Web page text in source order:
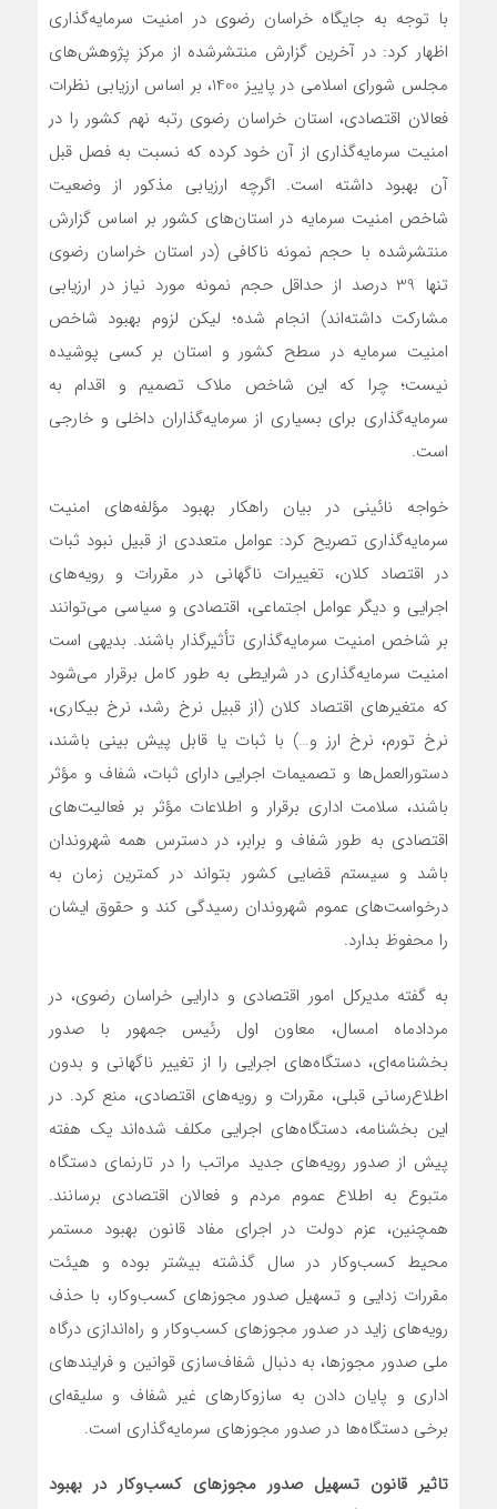
با توجه به جایگاه خراسان رضوی در امنیت سرمایه‌گذاری
اظهار کرد: در آخرین گزارش منتشرشده از مرکز پژوهش‌های
مجلس شورای اسلامی در پاییز 1400، بر اساس ارزیابی نظرات
فعالان اقتصادی، استان خراسان رضوی رتبه نهم کشور را در
امنیت سرمایه‌گذاری از آن خود کرده که نسبت به فصل قبل
آن بهبود داشته است. اگرچه ارزیابی مذکور از وضعیت
شاخص امنیت سرمایه در استان‌های کشور بر اساس گزارش
منتشرشده با حجم نمونه ناکافی (در استان خراسان رضوی
تنها 39 درصد از حداقل حجم نمونه مورد نیاز در ارزیابی
مشارکت داشته‌اند) انجام‌ شده؛ لیکن لزوم بهبود شاخص
امنیت سرمایه در سطح کشور و استان بر کسی پوشیده
نیست؛ چرا که این شاخص ملاک تصمیم و اقدام به
سرمایه‌گذاری برای بسیاری از سرمایه‌گذاران داخلی و خارجی
است.
خواجه نائینی در بیان راهکار بهبود مؤلفه‌های امنیت
سرمایه‌گذاری تصریح کرد: عوامل متعددی از قبیل نبود ثبات
در اقتصاد کلان، تغییرات ناگهانی در مقررات و رویه‌های
اجرایی و دیگر عوامل اجتماعی، اقتصادی و سیاسی می‌توانند
بر شاخص امنیت سرمایه‌گذاری تأثیرگذار باشند. بدیهی است
امنیت سرمایه‌گذاری در شرایطی به‌ طور کامل برقرار می‌شود
که متغیرهای اقتصاد کلان (از قبیل نرخ رشد، نرخ بیکاری،
نرخ تورم، نرخ ارز و…) با ثبات یا قابل پیش‌ بینی باشند،
دستورالعمل‌ها و تصمیمات اجرایی دارای ثبات، شفاف و مؤثر
باشند، سلامت اداری برقرار و اطلاعات مؤثر بر فعالیت‌های
اقتصادی به‌ طور شفاف و برابر، در دسترس همه شهروندان
باشد و سیستم قضایی کشور بتواند در کمترین زمان به
درخواست‌های عموم شهروندان رسیدگی کند و حقوق ایشان
را محفوظ بدارد.
به گفته مدیرکل امور اقتصادی و دارایی خراسان رضوی، در
مردادماه امسال، معاون اول رئیس ‌جمهور با صدور
بخشنامه‌ای، دستگاه‌های اجرایی را از تغییر ناگهانی و بدون
اطلاع‌‌‌‌‌‌رسانی قبلی، مقررات و رویه‌‌‌‌‌‌های اقتصادی، منع کرد. در
این بخشنامه، دستگاه‌های اجرایی مکلف شده‌اند یک هفته
پیش از صدور رویه‌های جدید مراتب را در تارنمای دستگاه
متبوع به اطلاع عموم مردم و فعالان اقتصادی برسانند.
همچنین، عزم دولت در اجرای مفاد قانون بهبود مستمر
محیط کسب‌وکار در سال گذشته بیشتر بوده و هیئت
مقررات زدایی و تسهیل صدور مجوزهای کسب‌وکار، با حذف
رویه‌های زاید در صدور مجوزهای کسب‌وکار و راه‌اندازی درگاه
ملی صدور مجوزها، به دنبال شفاف‌سازی قوانین و فرایندهای
اداری و پایان دادن به سازوکارهای غیر شفاف و سلیقه‌ای
برخی دستگاه‌ها در صدور مجوزهای سرمایه‌گذاری است.
تاثیر قانون تسهیل صدور مجوزهای کسب‌وکار در بهبود